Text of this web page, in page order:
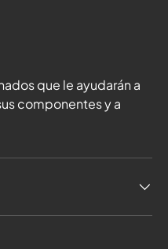
que le ayudarán a
componentes y a